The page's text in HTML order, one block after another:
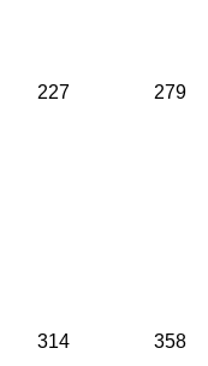
227 279
314 358